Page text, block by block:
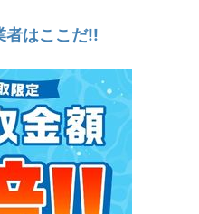
者はここだ!!